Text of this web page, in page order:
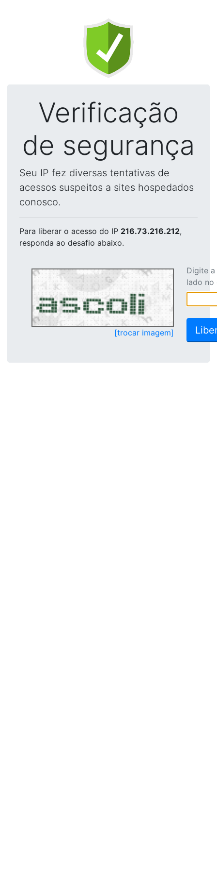
Verificação
de segurança
Seu IP fez diversas tentativas de
acessos suspeitos a sites hospedados
conosco.
Para liberar o acesso do IP 216.73.216.212,
responda ao desafio abaixo.
[trocar imagem]
Digite
lado no